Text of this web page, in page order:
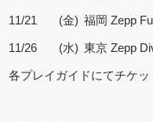
11/21 (金) 福岡 Zepp
11/26 (水) 東京 Zepp
各プレイガイドにてチケッ